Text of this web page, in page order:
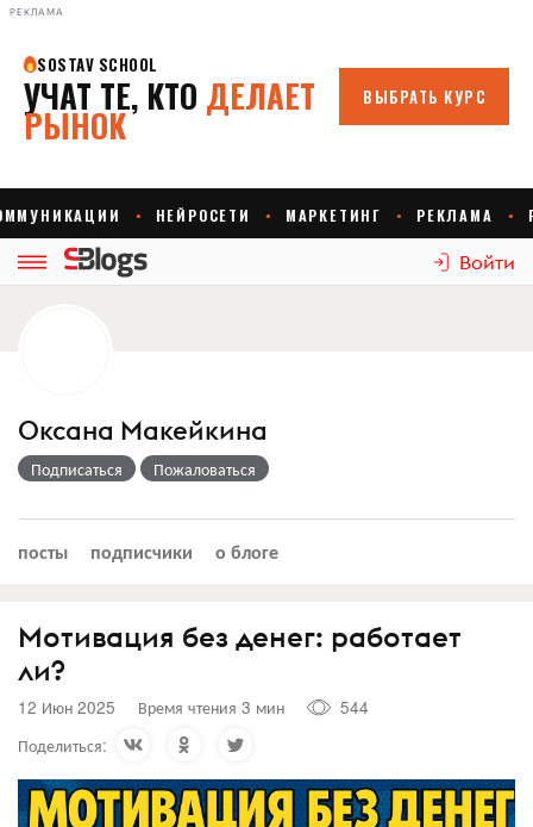
РЕКЛАМА
Войти
Оксана Макейкина
Подписаться Пожаловаться
посты подписчики о блоге
Мотивация без денег: работает
ли?
12 Июн 2025 Время чтения 3 мин
544
Поделиться: